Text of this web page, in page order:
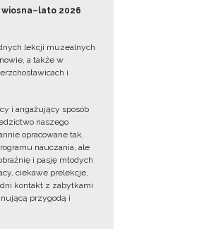
2026
lekcji muzealnych
a także w
i
i angażujący sposób
naszego
opracowane tak,
nauczania, ale
i pasję młodych
ciekawe prelekcje,
kontakt z zabytkami
przygodą i